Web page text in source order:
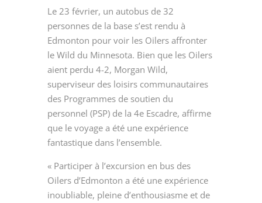
Le 23 février, un autobus de 32
personnes de la base s’est rendu à
Edmonton pour voir les Oilers affronter
le Wild du Minnesota. Bien que les Oilers
aient perdu 4-2, Morgan Wild,
superviseur des loisirs communautaires
des Programmes de soutien du
personnel (PSP) de la 4eEscadre, affirme
que le voyage a été une expérience
fantastique dans l’ensemble.
« Participer à l’excursion en bus des
Oilers d’Edmonton a été une expérience
inoubliable, pleine d’enthousiasme et de